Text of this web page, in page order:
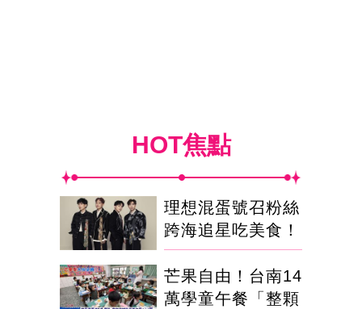
HOT焦點
理想混蛋號召粉絲
跨海追星吃美食！
芒果自由！台南14
萬學童午餐「整顆